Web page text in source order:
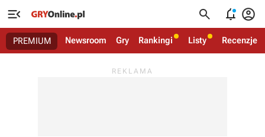
   
PREMIUM Newsroom Gry Rankingi Listy Recenzje